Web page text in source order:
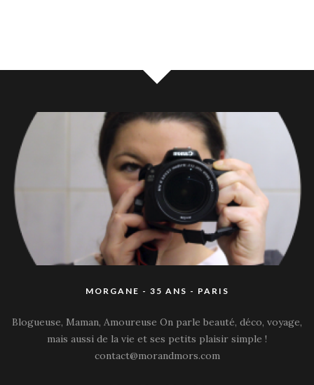
MORGANE - 35 ANS - PARIS
Blogueuse, Maman, Amoureuse On parle beauté, déco, voyage,
mais aussi de la vie et ses petits plaisir simple !
contact@morandmors.com